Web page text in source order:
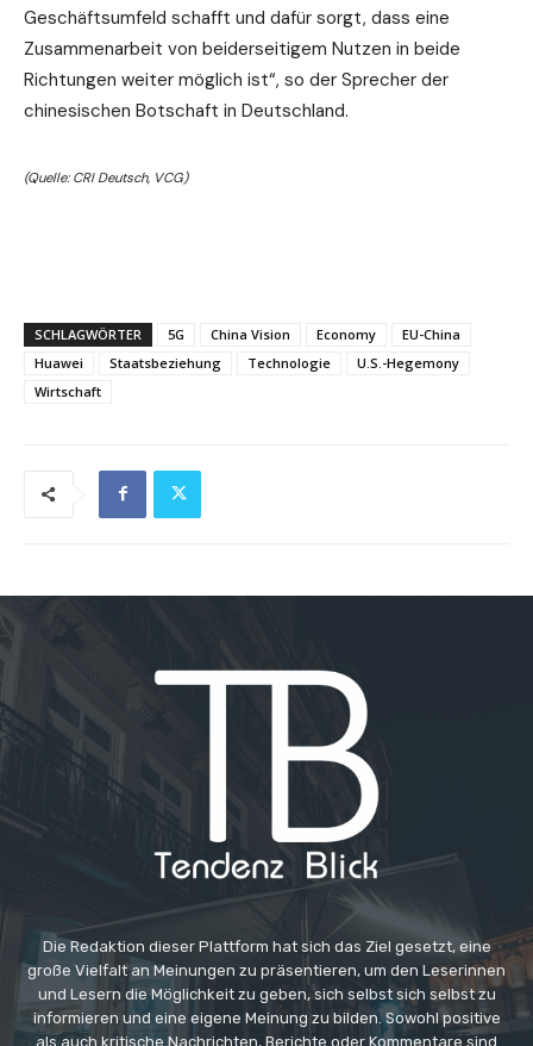
Geschäftsumfeld schafft und dafür sorgt, dass eine
Zusammenarbeit von beiderseitigem Nutzen in beide
Richtungen weiter möglich ist“, so der Sprecher der
chinesischen Botschaft in Deutschland.
(Quelle: CRI Deutsch, VCG)
SCHLAGWÖRTER 5G China Vision Economy
EU-China
Huawei
Staatsbeziehung Technologie
U.S.-Hegemony
Wirtschaft
Die Redaktion dieser Plattform hat sich das Ziel gesetzt, eine
große Vielfalt an Meinungen zu präsentieren, um den Leserinnen
und Lesern die Möglichkeit zu geben, sich selbst sich selbst zu
informieren und eine eigene Meinung zu bilden. Sowohl positive
als auch kritische Nachrichten, Berichte oder Kommentare sind